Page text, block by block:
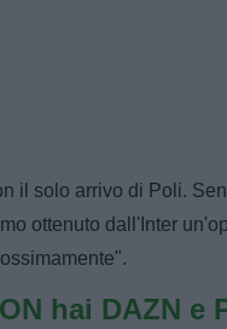
il solo arrivo di Poli.
ottenuto dall'Inter
hai DAZN e